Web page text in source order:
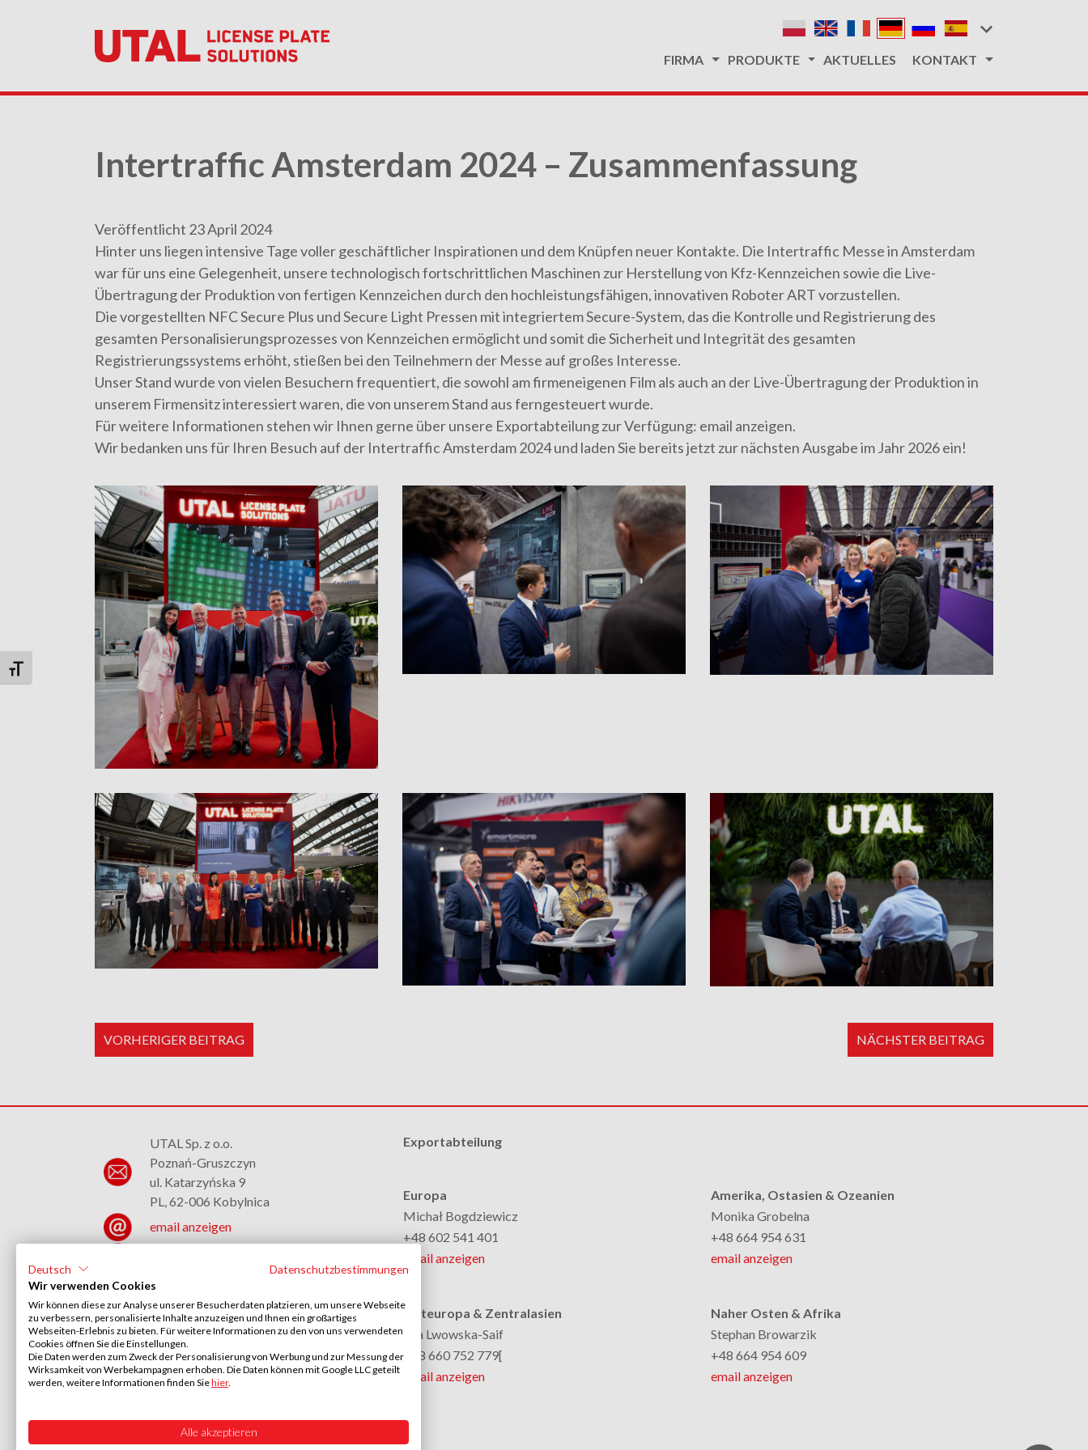
Schrift vergrößern
FIRMA PRODUKTE AKTUELLES KONTAKT
Intertraffic Amsterdam 2024 – Zusammenfassung
Veröffentlicht 23 April 2024
Hinter uns liegen intensive Tage voller geschäftlicher Inspirationen und dem Knüpfen neuer Kontakte. Die Intertraffic Messe in Amsterdam
war für uns eine Gelegenheit, unsere technologisch fortschrittlichen Maschinen zur Herstellung von Kfz-Kennzeichen sowie die Live-
Übertragung der Produktion von fertigen Kennzeichen durch den hochleistungsfähigen, innovativen Roboter ART vorzustellen.
Die vorgestellten NFC Secure Plus und Secure Light Pressen mit integriertem Secure-System, das die Kontrolle und Registrierung des
gesamten Personalisierungsprozesses von Kennzeichen ermöglicht und somit die Sicherheit und Integrität des gesamten
Registrierungssystems erhöht, stießen bei den Teilnehmern der Messe auf großes Interesse.
Unser Stand wurde von vielen Besuchern frequentiert, die sowohl am firmeneigenen Film als auch an der Live-Übertragung der Produktion in
unserem Firmensitz interessiert waren, die von unserem Stand aus ferngesteuert wurde.
Für weitere Informationen stehen wir Ihnen gerne über unsere Exportabteilung zur Verfügung: email anzeigen.
Wir bedanken uns für Ihren Besuch auf der Intertraffic Amsterdam 2024 und laden Sie bereits jetzt zur nächsten Ausgabe im Jahr 2026 ein!
VORHERIGER BEITRAG NÄCHSTER BEITRAG
UTAL Sp. z o.o.
Poznań-Gruszczyn
ul. Katarzyńska 9
PL, 62-006 Kobylnica
email anzeigen
Exportabteilung
Europa
Michał Bogdziewicz
+48 602 541 401
email anzeigen
Osteuropa & Zentralasien
Ella Lwowska-Saif
+48 660 752 779[
email anzeigen
Amerika, Ostasien & Ozeanien
Monika Grobelna
+48 664 954 631
email anzeigen
Naher Osten & Afrika
Stephan Browarzik
+48 664 954 609
email anzeigen
Deutsch
Datenschutzbestimmungen
Wir verwenden Cookies
Wir können diese zur Analyse unserer Besucherdaten platzieren, um unsere Webseite
zu verbessern, personalisierte Inhalte anzuzeigen und Ihnen ein großartiges
Webseiten-Erlebnis zu bieten. Für weitere Informationen zu den von uns verwendeten
Cookies öffnen Sie die Einstellungen.
Die Daten werden zum Zweck der Personalisierung von Werbung und zur Messung der
Wirksamkeit von Werbekampagnen erhoben. Die Daten können mit Google LLC geteilt
werden, weitere Informationen finden Siehier.
Alle akzeptieren